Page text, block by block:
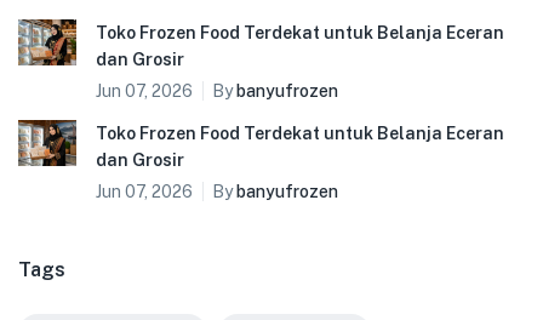
Toko Frozen Food Terdekat untuk Belanja Eceran
dan Grosir
Jun 07, 2026
By banyufrozen
Toko Frozen Food Terdekat untuk Belanja Eceran
dan Grosir
Jun 07, 2026
By banyufrozen
Tags